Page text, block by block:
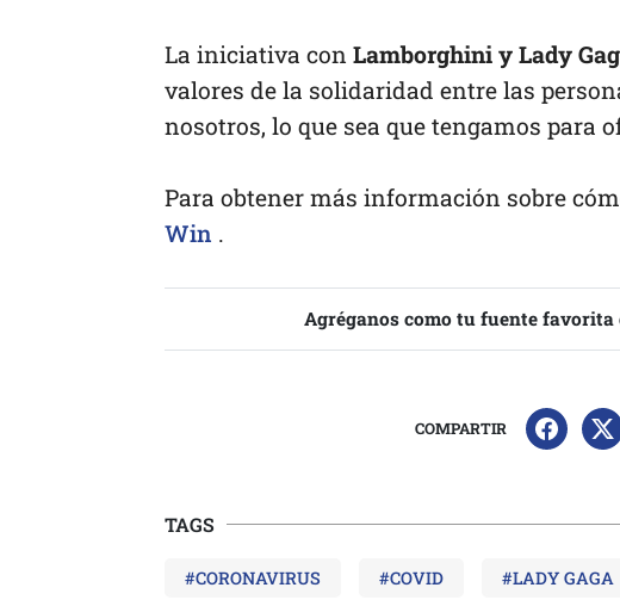
La iniciativa con Lamborghini y Lady
valores de la solidaridad entre las
nosotros, lo que sea que tengamos para
Para obtener más información sobre
Win .
Agréganos como tu fuente favorita
COMPARTIR
TAGS
#CORONAVIRUS #COVID #LADY GAGA